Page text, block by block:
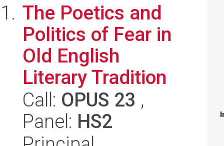
The Poetics and
Politics of Fear in
Old English
Literary Tradition
Call: OPUS 23 ,
Panel: HS2